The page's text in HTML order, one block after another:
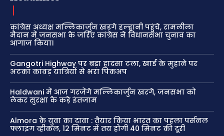
कांग्रेस अध्यक्ष मल्लिकार्जुन खड़गे हल्द्वानी पहुंचे, रामलीला
मैदान में जनसभा के जरिए कांग्रेस ने विधानसभा चुनाव का
आगाज किया।
Gangotri Highway पर बड़ा हादसा टला, खाई के मुहाने पर
अटका कांवड़ यात्रियों से भरा पिकअप
Haldwani में आज गरजेंगे मल्लिकार्जुन खरगे, जनसभा को
लेकर सुरक्षा के कड़े इंतजाम
Almora के युवा का दावा : तैयार किया भारत का पहला पर्सनल
फ्लाइंग व्हीकल, 12 मिनट में तय होगी 40 मिनट की दूरी